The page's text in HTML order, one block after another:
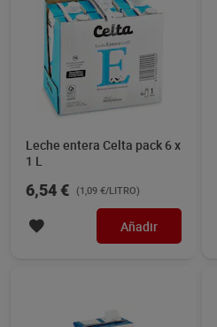
Leche entera Celta pack 6 x
1 L
6,54 € (1,09 €/LITRO)
Añadir